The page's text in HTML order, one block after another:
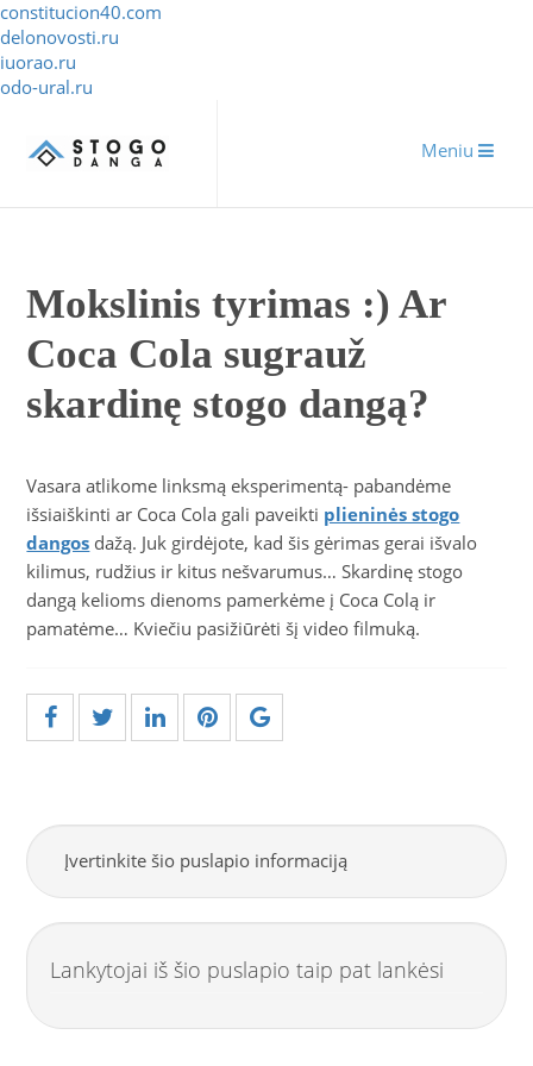
constitucion40.com
delonovosti.ru
iuorao.ru
odo-ural.ru
Meniu
Mokslinis tyrimas :) Ar
Coca Cola sugrauž
skardinę stogo dangą?
Vasara atlikome linksmą eksperimentą- pabandėme
išsiaiškinti ar Coca Cola gali paveikti plieninės stogo
dangos dažą. Juk girdėjote, kad šis gėrimas gerai išvalo
kilimus, rudžius ir kitus nešvarumus… Skardinę stogo
dangą kelioms dienoms pamerkėme į Coca Colą ir
pamatėme… Kviečiu pasižiūrėti šį video filmuką.
Įvertinkite šio puslapio informaciją
Lankytojai iš šio puslapio taip pat lankėsi